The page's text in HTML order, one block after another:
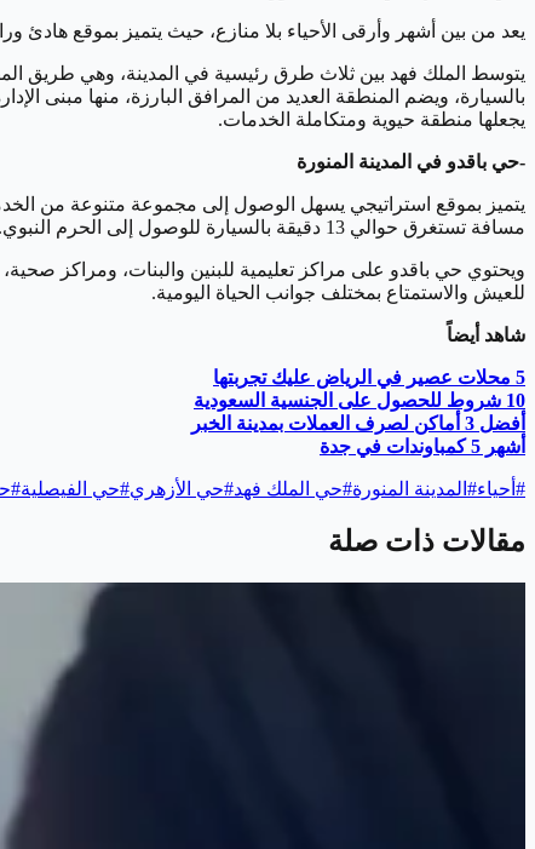
يعد من بين أشهر وأرقى الأحياء بلا منازع، حيث يتميز بموقع هادئ وراقي، ويقع هذا الحي على
يتوسط الملك فهد بين ثلاث طرق رئيسية في المدينة، وهي طريق
بالسيارة، ويضم المنطقة العديد من المرافق البارزة، منها مبنى
يجعلها منطقة حيوية ومتكاملة الخدمات.
-حي باقدو في المدينة المنورة
يتميز بموقع استراتيجي يسهل الوصول إلى مجموعة متنوعة من
مسافة تستغرق حوالي 13 دقيقة بالسيارة للوصول إلى الحرم النبوي.
ويحتوي حي باقدو على مراكز تعليمية للبنين والبنات، ومراكز
للعيش والاستمتاع بمختلف جوانب الحياة اليومية.
شاهد أيضاً
5 محلات عصير في الرياض عليك تجربتها
10 شروط للحصول على الجنسية السعودية
أفضل 3 أماكن لصرف العملات بمدينة الخبر
أشهر 5 كمباوندات في جدة
# أحياء# المدينة المنورة#حي الملك فهد#حي الأزهري#حي الفيصلية#
مقالات ذات صلة